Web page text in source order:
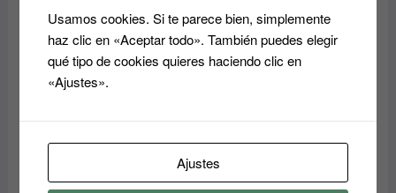
carrito
carrito
Usamos cookies. Si te parece bien, simplemente
haz clic en «Aceptar todo». También puedes elegir
qué tipo de cookies quieres haciendo clic en
«Ajustes».
Ajustes